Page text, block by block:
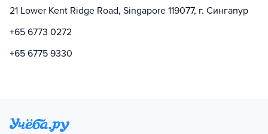
21 Lower Kent Ridge Road, Singapore 119077, г. Сингапур
+65 6773 0272
+65 6775 9330